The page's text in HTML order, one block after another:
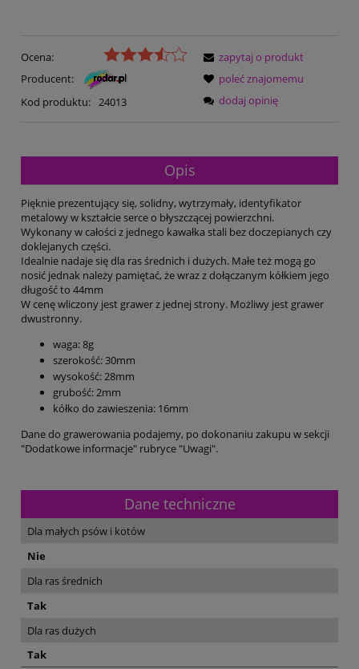
Ocena:
Producent:
Kod produktu: 24013
zapytaj o produkt
poleć znajomemu
dodaj opinię
Opis
Pięknie prezentujący się, solidny, wytrzymały, identyfikator
metalowy w kształcie serce o błyszczącej powierzchni.
Wykonany w całości z jednego kawałka stali bez doczepianych czy
doklejanych części.
Idealnie nadaje się dla ras średnich i dużych. Małe też mogą go
nosić jednak należy pamiętać, że wraz z dołączanym kółkiem jego
długość to 44mm
W cenę wliczony jest grawer z jednej strony. Możliwy jest grawer
dwustronny.
waga: 8g
szerokość: 30mm
wysokość: 28mm
grubość: 2mm
kółko do zawieszenia: 16mm
Dane do grawerowania podajemy, po dokonaniu zakupu w sekcji
"Dodatkowe informacje" rubryce "Uwagi".
Dane techniczne
Dla małych psów i kotów
Nie
Dla ras średnich
Tak
Dla ras dużych
Tak